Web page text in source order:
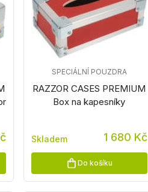
RAZZOR CASES PREMIUM
Box na kapesníky
SPECIÁLNÍ POUZDRA
Skladem 1 680 Kč
Do košíku